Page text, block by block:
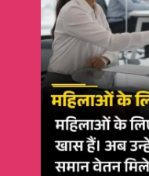
New Labor Law